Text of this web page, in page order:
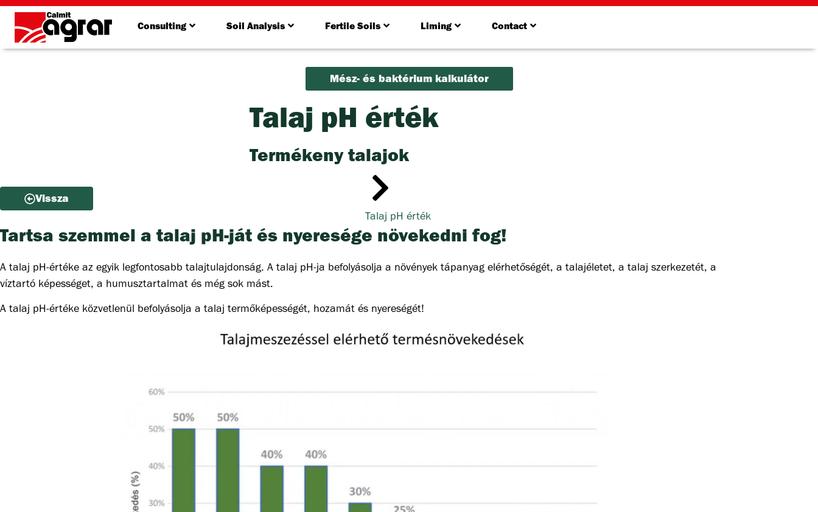
Consulting Soil Analysis Fertile Soils Liming Contact
Mész- és baktérium kalkulátor
Talaj pH érték
Termékeny talajok
Vissza
Talaj pH érték
Tartsa szemmel a talaj pH-ját és nyeresége növekedni fog!
A talaj pH-értéke az egyik legfontosabb talajtulajdonság. A talaj pH-ja befolyásolja a növények tápanyag elérhetőségét, a talajéletet, a talaj szerkezetét, a
víztartó képességet, a humusztartalmat és még sok mást.
A talaj pH-értéke közvetlenül befolyásolja a talaj termőképességét, hozamát és nyereségét!